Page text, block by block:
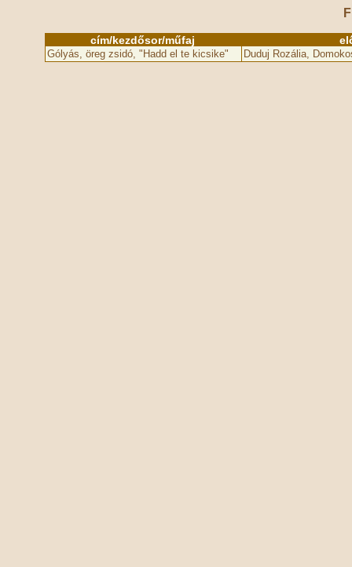
cím/kezdősor/műfaj
Gólyás, öreg zsidó, "Hadd el te kicsike" Duduj Rozália,